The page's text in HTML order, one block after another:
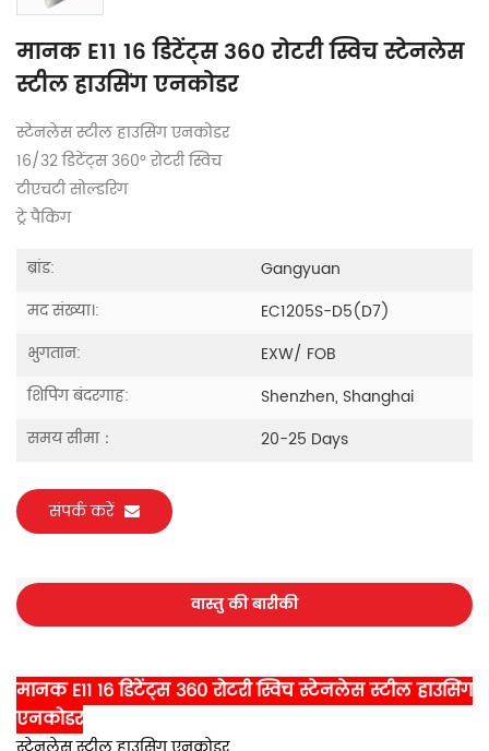
मानक E11 16 डिटेंट्स 360 रोटरी स्विच स्टेनलेस
स्टील हाउसिंग एनकोडर
स्टेनलेस स्टील हाउसिंग एनकोडर
16/32 डिटेंट्स 360° रोटरी स्विच
टीएचटी सोल्डरिंग
ट्रे पैकिंग
ब्रांड:
Gangyuan
मद संख्या।:
EC1205S-D5(D7)
भुगतान:
EXW/ FOB
शिपिंग बंदरगाह:
Shenzhen, Shanghai
समय सीमा：
20-25 Days
संपर्क करें
वास्तु की बारीकी
मानक E11 16 डिटेंट्स 360 रोटरी स्विच स्टेनलेस स्टील हाउसिंग
एनकोडर